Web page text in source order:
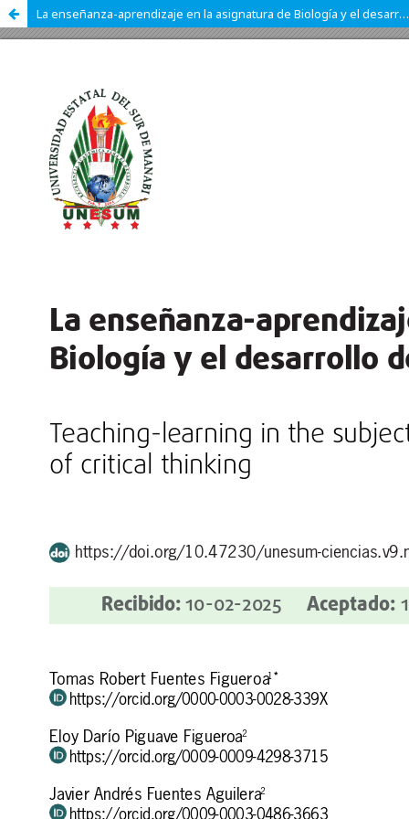
La enseñanza-aprendizaje en la asignatura de Biología y el desarrollo del pensamiento crítico